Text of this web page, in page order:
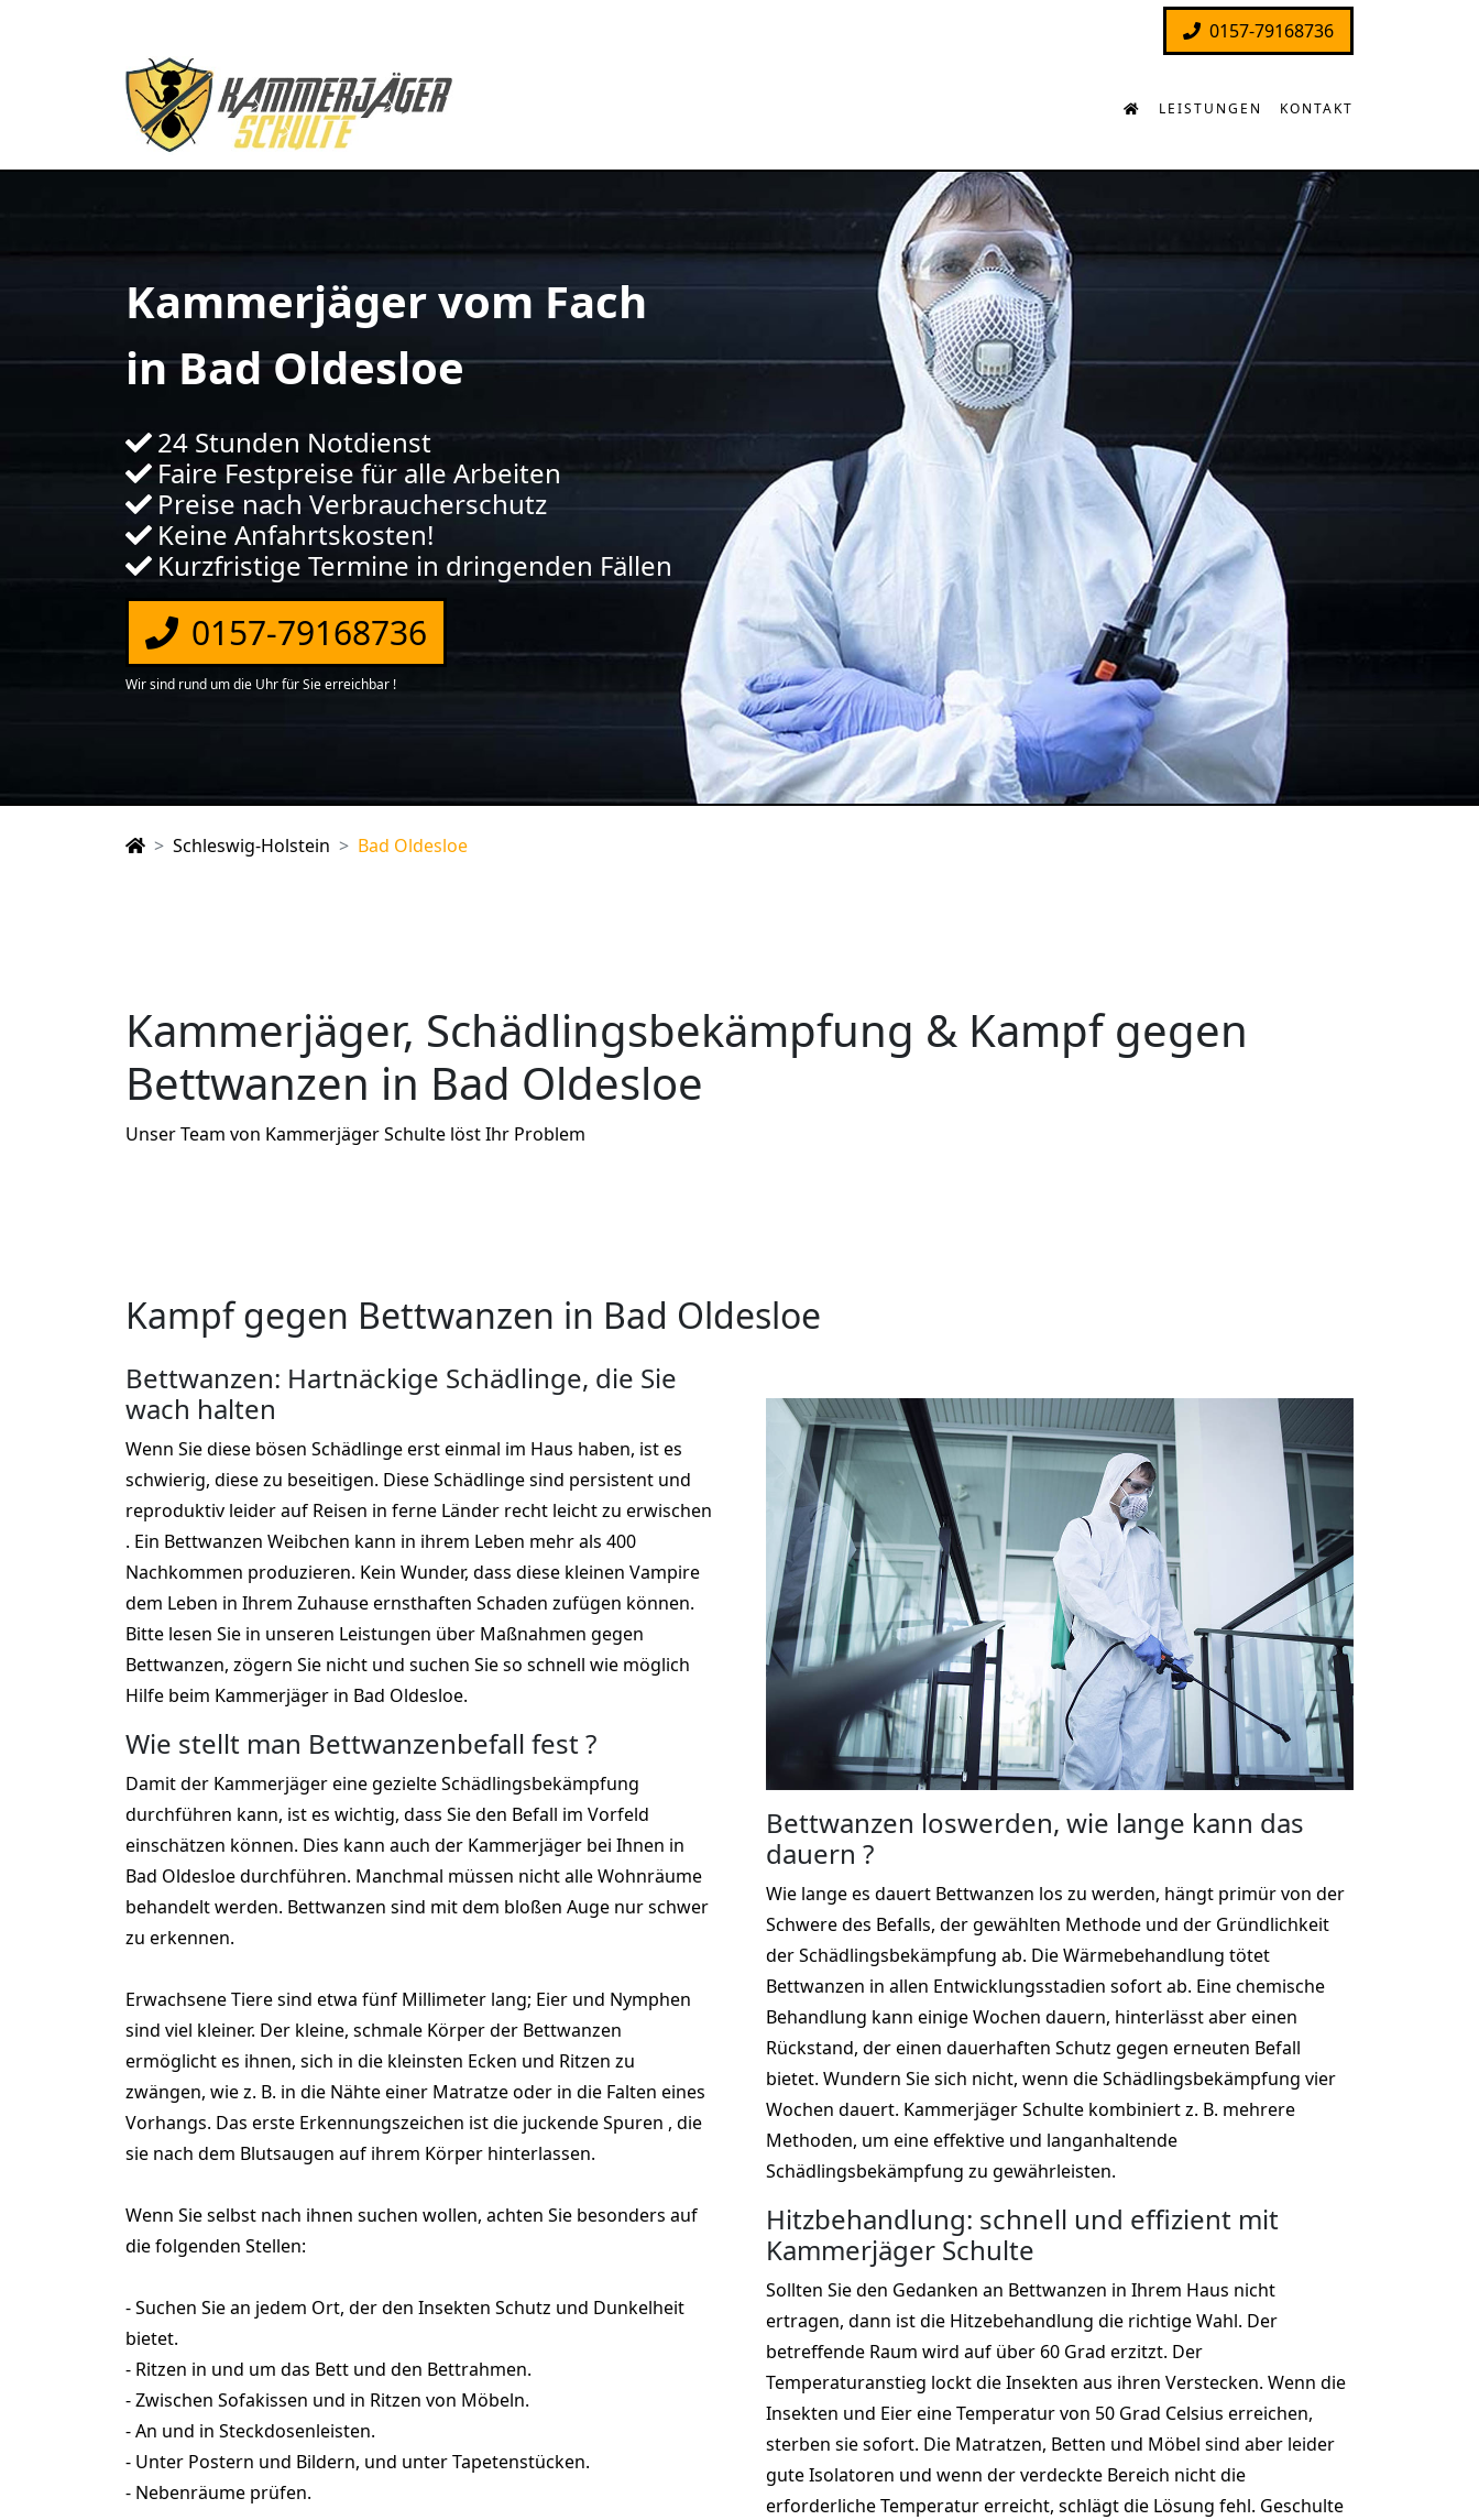
0157-79168736
LEISTUNGEN KONTAKT
Kammerjäger vom Fach
in Bad Oldesloe
24 Stunden Notdienst
Faire Festpreise für alle Arbeiten
Preise nach Verbraucherschutz
Keine Anfahrtskosten!
Kurzfristige Termine in dringenden Fällen
0157-79168736
Wir sind rund um die Uhr für Sie erreichbar !
Schleswig-Holstein Bad Oldesloe
Kammerjäger, Schädlingsbekämpfung & Kampf gegen
Bettwanzen in Bad Oldesloe
Unser Team von Kammerjäger Schulte löst Ihr Problem
Kampf gegen Bettwanzen in Bad Oldesloe
Bettwanzen: Hartnäckige Schädlinge, die Sie
wach halten
Wenn Sie diese bösen Schädlinge erst einmal im Haus haben, ist es
schwierig, diese zu beseitigen. Diese Schädlinge sind persistent und
reproduktiv leider auf Reisen in ferne Länder recht leicht zu erwischen
. Ein Bettwanzen Weibchen kann in ihrem Leben mehr als 400
Nachkommen produzieren. Kein Wunder, dass diese kleinen Vampire
dem Leben in Ihrem Zuhause ernsthaften Schaden zufügen können.
Bitte lesen Sie in unseren Leistungen über Maßnahmen gegen
Bettwanzen, zögern Sie nicht und suchen Sie so schnell wie möglich
Hilfe beim Kammerjäger in Bad Oldesloe.
Wie stellt man Bettwanzenbefall fest ?
Damit der Kammerjäger eine gezielte Schädlingsbekämpfung
durchführen kann, ist es wichtig, dass Sie den Befall im Vorfeld
einschätzen können. Dies kann auch der Kammerjäger bei Ihnen in
Bad Oldesloe durchführen. Manchmal müssen nicht alle Wohnräume
behandelt werden. Bettwanzen sind mit dem bloßen Auge nur schwer
zu erkennen.
Erwachsene Tiere sind etwa fünf Millimeter lang; Eier und Nymphen
sind viel kleiner. Der kleine, schmale Körper der Bettwanzen
ermöglicht es ihnen, sich in die kleinsten Ecken und Ritzen zu
zwängen, wie z. B. in die Nähte einer Matratze oder in die Falten eines
Vorhangs. Das erste Erkennungszeichen ist die juckende Spuren , die
sie nach dem Blutsaugen auf ihrem Körper hinterlassen.
Wenn Sie selbst nach ihnen suchen wollen, achten Sie besonders auf
die folgenden Stellen:
- Suchen Sie an jedem Ort, der den Insekten Schutz und Dunkelheit
bietet.
- Ritzen in und um das Bett und den Bettrahmen.
- Zwischen Sofakissen und in Ritzen von Möbeln.
- An und in Steckdosenleisten.
- Unter Postern und Bildern, und unter Tapetenstücken.
- Nebenräume prüfen.
Bettwanzen loswerden, wie lange kann das
dauern ?
Wie lange es dauert Bettwanzen los zu werden, hängt primür von der
Schwere des Befalls, der gewählten Methode und der Gründlichkeit
der Schädlingsbekämpfung ab. Die Wärmebehandlung tötet
Bettwanzen in allen Entwicklungsstadien sofort ab. Eine chemische
Behandlung kann einige Wochen dauern, hinterlässt aber einen
Rückstand, der einen dauerhaften Schutz gegen erneuten Befall
bietet. Wundern Sie sich nicht, wenn die Schädlingsbekämpfung vier
Wochen dauert. Kammerjäger Schulte kombiniert z. B. mehrere
Methoden, um eine effektive und langanhaltende
Schädlingsbekämpfung zu gewährleisten.
Hitzbehandlung: schnell und effizient mit
Kammerjäger Schulte
Sollten Sie den Gedanken an Bettwanzen in Ihrem Haus nicht
ertragen, dann ist die Hitzebehandlung die richtige Wahl. Der
betreffende Raum wird auf über 60 Grad erzitzt. Der
Temperaturanstieg lockt die Insekten aus ihren Verstecken. Wenn die
Insekten und Eier eine Temperatur von 50 Grad Celsius erreichen,
sterben sie sofort. Die Matratzen, Betten und Möbel sind aber leider
gute Isolatoren und wenn der verdeckte Bereich nicht die
erforderliche Temperatur erreicht, schlägt die Lösung fehl. Geschulte